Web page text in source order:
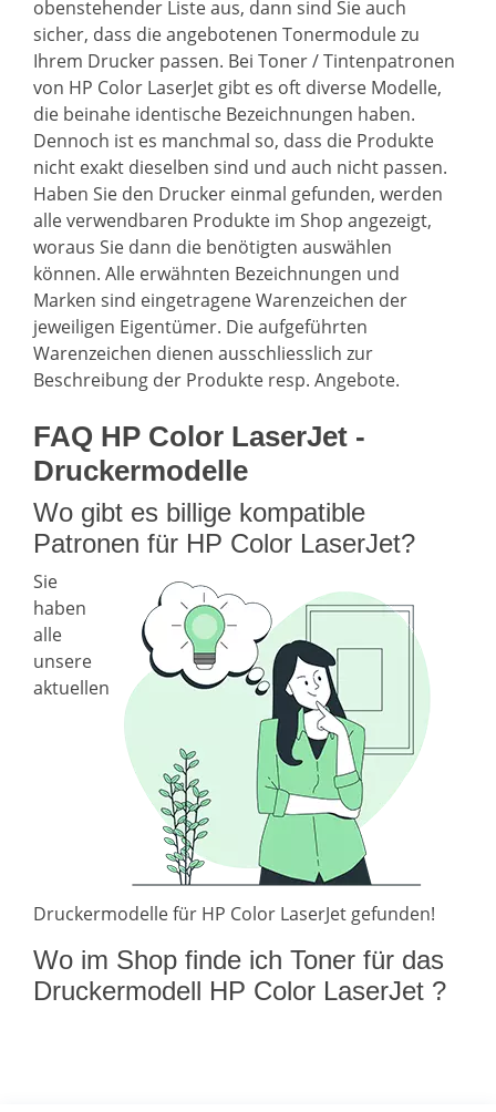
obenstehender Liste aus, dann sind Sie auch
sicher, dass die angebotenen Tonermodule zu
Ihrem Drucker passen. Bei Toner / Tintenpatronen
von HP Color LaserJet gibt es oft diverse Modelle,
die beinahe identische Bezeichnungen haben.
Dennoch ist es manchmal so, dass die Produkte
nicht exakt dieselben sind und auch nicht passen.
Haben Sie den Drucker einmal gefunden, werden
alle verwendbaren Produkte im Shop angezeigt,
woraus Sie dann die benötigten auswählen
können. Alle erwähnten Bezeichnungen und
Marken sind eingetragene Warenzeichen der
jeweiligen Eigentümer. Die aufgeführten
Warenzeichen dienen ausschliesslich zur
Beschreibung der Produkte resp. Angebote.
FAQ HP Color LaserJet -
Druckermodelle
Wo gibt es billige kompatible
Patronen für HP Color LaserJet?
Sie
haben
alle
unsere
aktuellen
Druckermodelle für HP Color LaserJet gefunden!
Wo im Shop finde ich Toner für das
Druckermodell HP Color LaserJet ?